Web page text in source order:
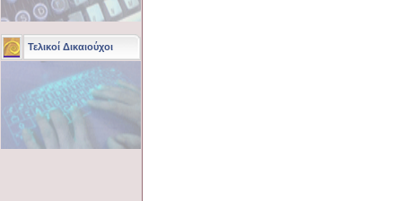
Τελικοί Δικαιούχοι